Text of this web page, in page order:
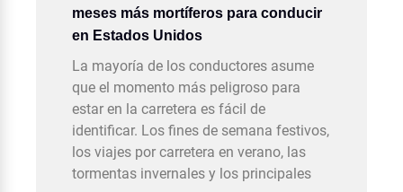
meses más mortíferos para conducir
en Estados Unidos
La mayoría de los conductores asume
que el momento más peligroso para
estar en la carretera es fácil de
identificar. Los fines de semana festivos,
los viajes por carretera en verano, las
tormentas invernales y los principales